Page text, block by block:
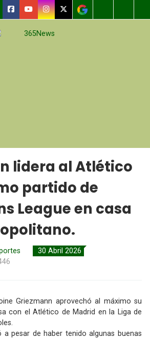
lidera al Atlético
partido de
League en casa
30 Abril 2026
Griezmann aprovechó al máximo su
con el Atlético de Madrid en la Liga de
pesar de haber tenido algunas buenas